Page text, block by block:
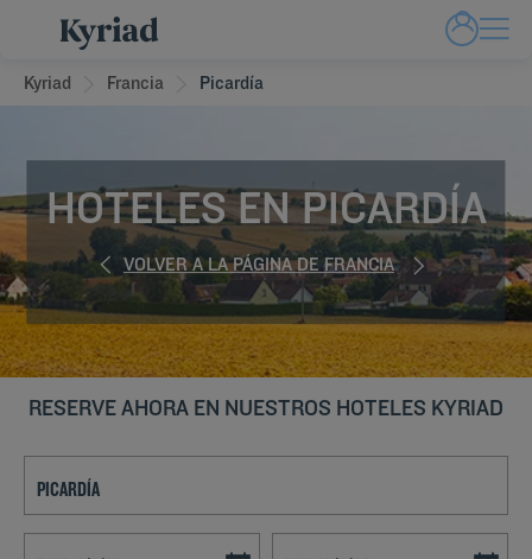
Kyriad Francia Picardía
HOTELES EN PICARDÍA
VOLVER A LA PÁGINA DE FRANCIA
RESERVE AHORA EN NUESTROS HOTELES KYRIAD